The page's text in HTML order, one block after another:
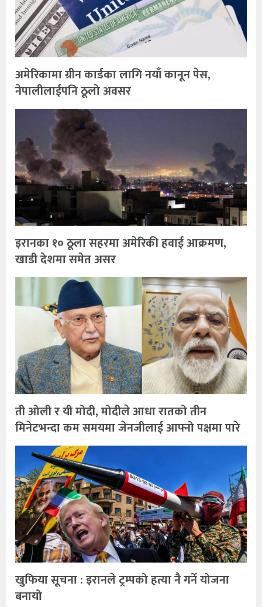
अमेरिकामा ग्रीन कार्डका लागि नयाँ कानून पेस,
नेपालीलाईपनि ठूलो अवसर
इरानका १० ठूला सहरमा अमेरिकी हवाई आक्रमण,
खाडी देशमा समेत असर
ती ओली र यी मोदी, मोदीले आधा रातको तीन
मिनेटभन्दा कम समयमा जेनजीलाई आफ्नो पक्षमा पारे
खुफिया सूचना : इरानले ट्रम्पको हत्या नै गर्ने योजना
बनायो